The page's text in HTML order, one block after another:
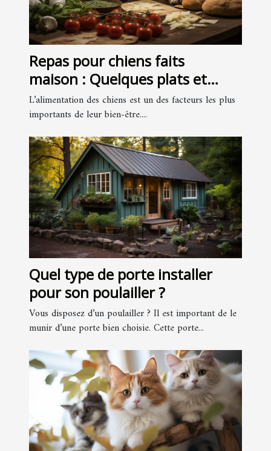
Repas pour chiens faits
maison : Quelques plats et
recettes faciles à préparer
L’alimentation des chiens est un des facteurs les plus
importants de leur bien-être....
Quel type de porte installer
pour son poulailler ?
Vous disposez d’un poulailler ? Il est important de le
munir d’une porte bien choisie. Cette porte...